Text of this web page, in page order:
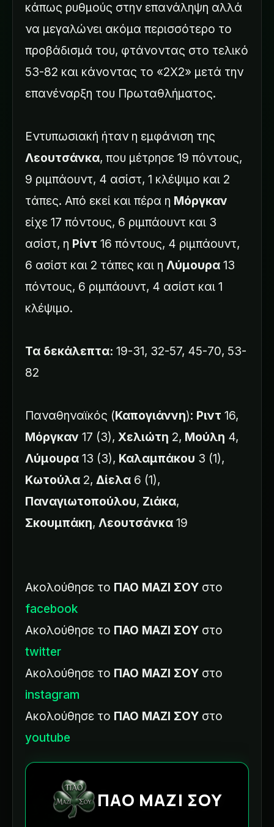
κάπως ρυθμούς στην επανάληψη αλλά
να μεγαλώνει ακόμα περισσότερο το
προβάδισμά του, φτάνοντας στο τελικό
53-82 και κάνοντας το «2Χ2» μετά την
επανέναρξη του Πρωταθλήματος.
Εντυπωσιακή ήταν η εμφάνιση της
Λεουτσάνκα, που μέτρησε 19 πόντους,
9 ριμπάουντ, 4 ασίστ, 1 κλέψιμο και 2
τάπες. Από εκεί και πέρα η Μόργκαν
είχε 17 πόντους, 6 ριμπάουντ και 3
ασίστ, η Ρίντ 16 πόντους, 4 ριμπάουντ,
6 ασίστ και 2 τάπες και η Λύμουρα 13
πόντους, 6 ριμπάουντ, 4 ασίστ και 1
κλέψιμο.
Τα δεκάλεπτα: 19-31, 32-57, 45-70, 53-
82
Παναθηναϊκός (Καπογιάννη): Ριντ 16,
Μόργκαν 17 (3), Χελιώτη 2, Μούλη 4,
Λύμουρα 13 (3), Καλαμπάκου 3 (1),
Κωτούλα 2, Δίελα 6 (1),
Παναγιωτοπούλου, Ζιάκα,
Σκουμπάκη, Λεουτσάνκα 19
Ακολούθησε το ΠΑΟ ΜΑΖΙ ΣΟΥ στο
facebook
Ακολούθησε το ΠΑΟ ΜΑΖΙ ΣΟΥ στο
twitter
Ακολούθησε το ΠΑΟ ΜΑΖΙ ΣΟΥ στο
instagram
Ακολούθησε το ΠΑΟ ΜΑΖΙ ΣΟΥ στο
youtube
ΠΑΟ ΜΑΖΙ ΣΟΥ